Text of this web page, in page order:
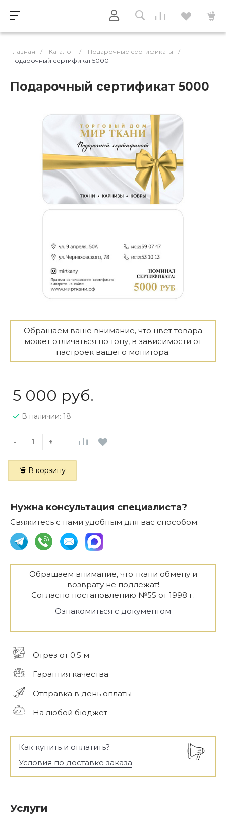
Главная / Каталог / Подарочные сертификаты
/
Подарочный сертификат 5000
Подарочный сертификат 5000
Обращаем ваше внимание, что цвет товара
может отличаться по тону, в зависимости от
настроек вашего монитора.
5 000 руб.
В наличии: 18
- +
В корзину
Нужна консультация специалиста?
Свяжитесь с нами удобным для вас способом:
Обращаем внимание, что ткани обмену и
возврату не подлежат!
Согласно постановлению №55 от 1998 г.
Ознакомиться с документом
Отрез от 0.5 м
Гарантия качества
Отправка в день оплаты
На любой бюджет
Как купить и оплатить?
Условия по доставке заказа
Услуги